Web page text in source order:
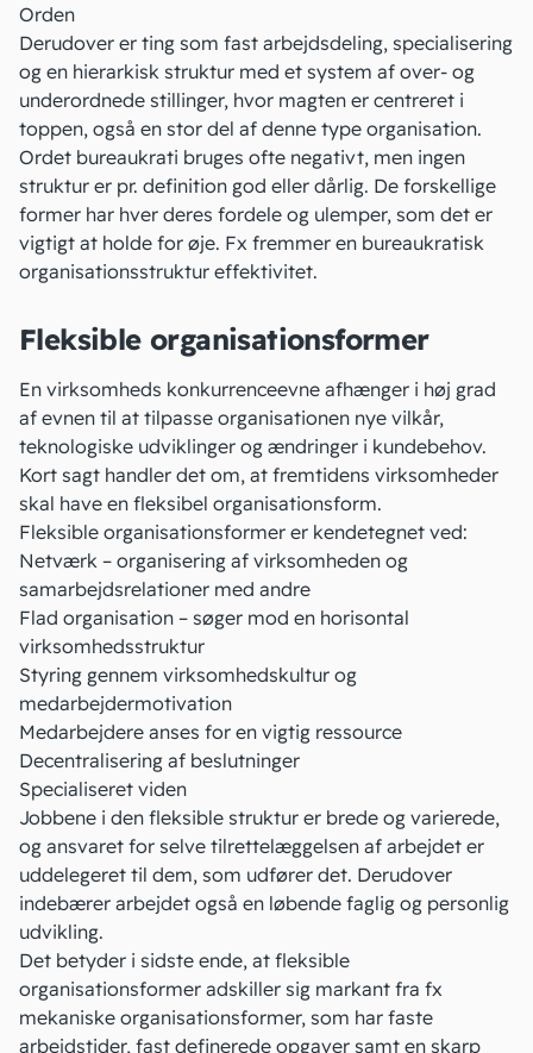
Orden
Derudover er ting som fast arbejdsdeling, specialisering
og en hierarkisk struktur med et system af over- og
underordnede stillinger, hvor magten er centreret i
toppen, også en stor del af denne type organisation.
Ordet bureaukrati bruges ofte negativt, men ingen
struktur er pr. definition god eller dårlig. De forskellige
former har hver deres fordele og ulemper, som det er
vigtigt at holde for øje. Fx fremmer en bureaukratisk
organisationsstruktur effektivitet.
Fleksible organisationsformer
En virksomheds konkurrenceevne afhænger i høj grad
af evnen til at tilpasse organisationen nye vilkår,
teknologiske udviklinger og ændringer i kundebehov.
Kort sagt handler det om, at fremtidens virksomheder
skal have en fleksibel organisationsform.
Fleksible organisationsformer er kendetegnet ved:
Netværk – organisering af virksomheden og
samarbejdsrelationer med andre
Flad organisation – søger mod en horisontal
virksomhedsstruktur
Styring gennem virksomhedskultur og
medarbejdermotivation
Medarbejdere anses for en vigtig ressource
Decentralisering af beslutninger
Specialiseret viden
Jobbene i den fleksible struktur er brede og varierede,
og ansvaret for selve tilrettelæggelsen af arbejdet er
uddelegeret til dem, som udfører det. Derudover
indebærer arbejdet også en løbende faglig og personlig
udvikling.
Det betyder i sidste ende, at fleksible
organisationsformer adskiller sig markant fra fx
mekaniske organisationsformer, som har faste
arbejdstider, fast definerede opgaver samt en skarp